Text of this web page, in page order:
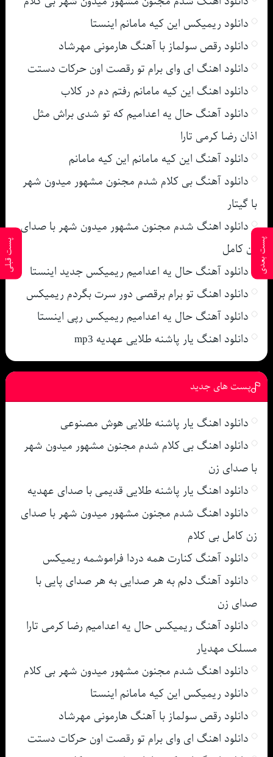
پست بعدی پست قبلی
دانلود ریمیکس این کیه مامانم اینستا
دانلود رقص سولماز با آهنگ هارمونی مهرشاد
دانلود اهنگ ای وای برام تو رقصت اون حرکات دستت
دانلود اهنگ این کیه مامانم رفتم دم در کلاب
دانلود آهنگ حال یه اعدامیم که تو شدی براش مثل
اذان رضا کرمی تارا
دانلود آهنگ این کیه مامانم این کیه مامانم
دانلود آهنگ بی کلام شدم مجنون مشهور میدون شهر
با گیتار
دانلود اهنگ شدم مجنون مشهور میدون شهر با صدای
زن کامل
دانلود آهنگ حال یه اعدامیم ریمیکس جدید اینستا
دانلود اهنگ تو برام برقصی دور سرت بگردم ریمیکس
دانلود آهنگ حال یه اعدامیم ریمیکس رپی اینستا
دانلود اهنگ یار پاشنه طلایی عهدیه mp3
پست های جدید
دانلود اهنگ یار پاشنه طلایی هوش مصنوعی
دانلود اهنگ بی کلام شدم مجنون مشهور میدون شهر
با صدای زن
دانلود اهنگ یار پاشنه طلایی قدیمی با صدای عهدیه
دانلود اهنگ شدم مجنون مشهور میدون شهر با صدای
زن کامل بی کلام
دانلود آهنگ کنارت همه دردا فراموشمه ریمیکس
دانلود آهنگ دلم به هر صدایی به هر صدای پایی با
صدای زن
دانلود آهنگ ریمیکس حال یه اعدامیم رضا کرمی تارا
مسلک مهدیار
دانلود اهنگ شدم مجنون مشهور میدون شهر بی کلام
دانلود ریمیکس این کیه مامانم اینستا
دانلود رقص سولماز با آهنگ هارمونی مهرشاد
دانلود اهنگ ای وای برام تو رقصت اون حرکات دستت